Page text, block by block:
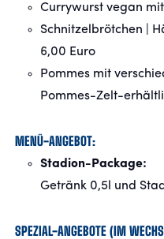
Currywurst vegan
Schnitzelbrötchen |
6,00 Euro
Pommes mit
Pommes-Zelt-
MENÜ-ANGEBOT:
Stadion-Package:
Getränk 0,5l und
SPEZIAL-ANGEBOTE (IM